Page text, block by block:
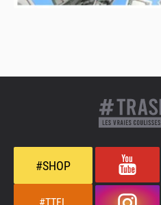
#SHOP
#TTFL